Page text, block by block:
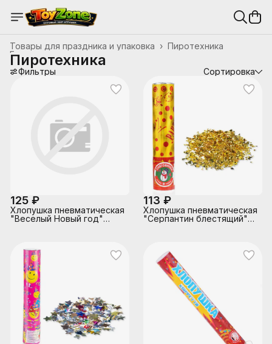
Пиротехника
Товары для праздника и упаковка ›
Главная
Пиротехника
Фильтры Сортировка
125 ₽
Хлопушка пневматическая
"Веселый Новый год"
113 ₽
Хлопушка пневматическая
"Серпантин блестящий"